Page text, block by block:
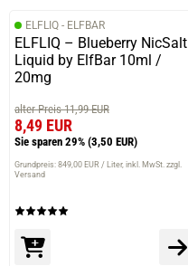
ELFLIQ - ELFBAR
ELFLIQ – Blueberry NicSalt
Liquid by ElfBar 10ml /
20mg
alter Preis 11,99 EUR
8,49 EUR
Sie sparen 29% (3,50 EUR)
Grundpreis: 849,00 EUR / Liter inkl. MwSt. zzgl.
Versand